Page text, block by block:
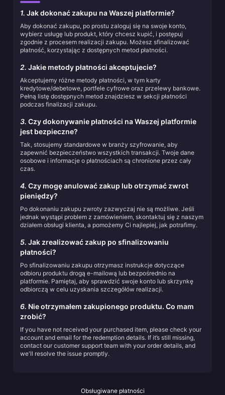
1. Jak dokonać zakupu na Waszej platformie?
Aby dokonać zakupu, po prostu zaloguj się na swoje konto,
wybierz usługę lub produkt, który chcesz kupić, i postępuj
zgodnie z procesem realizacji zakupu. Możesz sfinalizować
płatność, korzystając z dostępnych metod płatności.
2. Jakie metody płatności akceptujecie?
Akceptujemy różne metody płatności, w tym karty
kredytowe/debetowe, portfele cyfrowe oraz przelewy bankowe.
Pełną listę dostępnych metod znajdziesz w sekcji płatności
podczas finalizacji zakupu.
3. Czy dokonywanie płatności na Waszej platformie
jest bezpieczne?
Tak, stosujemy standardowe w branży szyfrowanie, aby
zapewnić bezpieczeństwo wszystkich transakcji. Twoje dane
osobowe i informacje o płatnościach są chronione przez cały
czas.
4. Czy mogę anulować zakup lub otrzymać zwrot
pieniędzy?
Po dokonaniu zakupu zwroty zazwyczaj nie są możliwe. Jeśli
jednak wystąpi problem z zamówieniem, skontaktuj się z naszym
działem obsługi klienta, a pomożemy Ci najlepiej, jak potrafimy.
5. Jak zrealizować zakup po sfinalizowaniu
płatności?
Po sfinalizowaniu zakupu otrzymasz instrukcje dotyczące
odbioru produktu drogą e-mailową lub bezpośrednio na
platformie. Pamiętaj, aby sprawdzić swoje konto lub skrzynkę
odbiorczą w celu uzyskania szczegółów realizacji.
6. Nie otrzymałem zakupionego produktu. Co mam
zrobić?
If you have not received your purchased item, please check your
account and email for the redemption details. If it’s still missing,
contact our customer support team with your order details, and
we'll resolve the issue promptly.
Obsługiwane płatności